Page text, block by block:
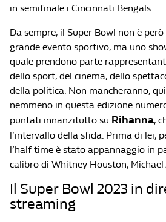
in semifinale i Cincinnati Bengals.
Da sempre, il Super Bowl non è
grande evento sportivo, ma uno
quale prendono parte
dello sport, del cinema, dello
della politica. Non mancheranno,
nemmeno in questa edizione
puntati innanzitutto su Rihanna,
l’intervallo della sfida. Prima di lei,
l’half time è stato appannaggio in
calibro di Whitney Houston, Michael
Il Super Bowl 2023 in
streaming